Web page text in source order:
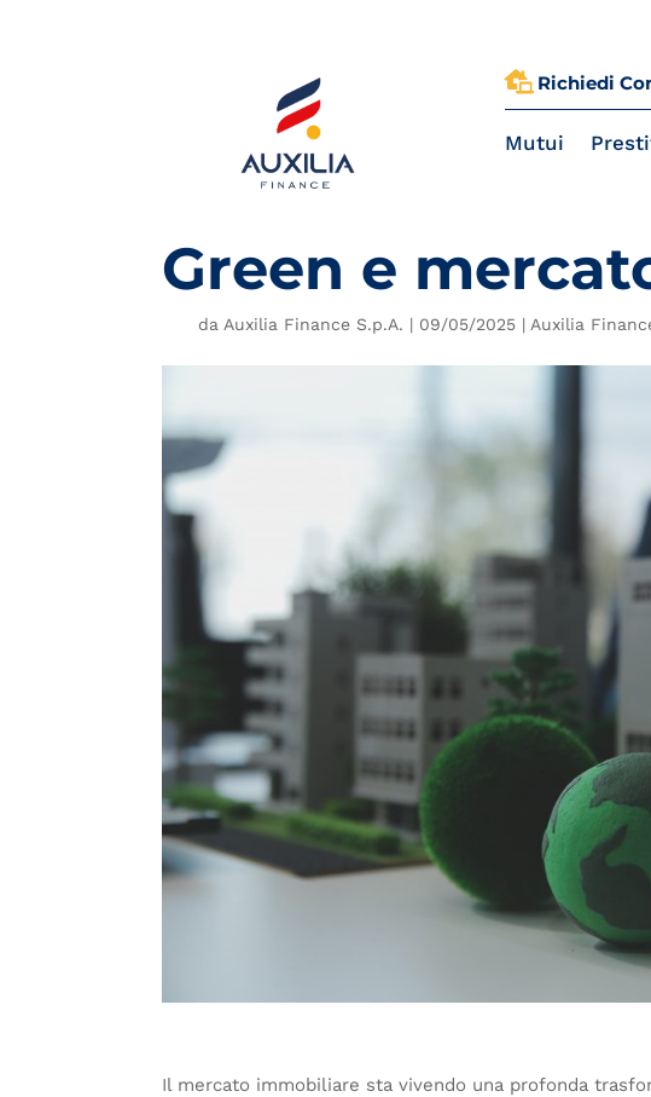
 Richiedi
Mutui
Green e
da Auxilia Finance S.p.A. | 09/05/2025 | Auxilia
Il mercato immobiliare sta vivendo una profonda